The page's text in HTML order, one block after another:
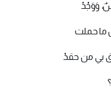
وَوَجْدْ
ما حملت
بي من حقدْ